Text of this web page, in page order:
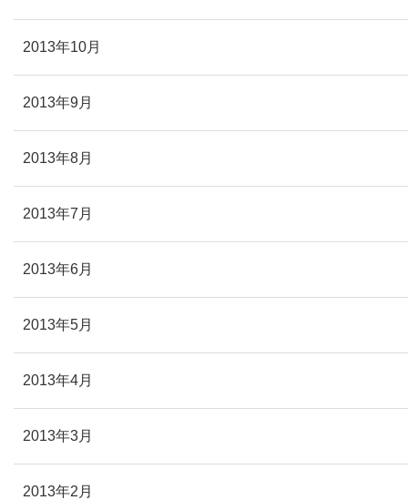
2013年10月
2013年9月
2013年8月
2013年7月
2013年6月
2013年5月
2013年4月
2013年3月
2013年2月